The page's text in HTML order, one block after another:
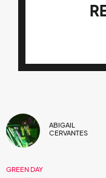
ABIGAIL
CERVANTES
GREEN DAY